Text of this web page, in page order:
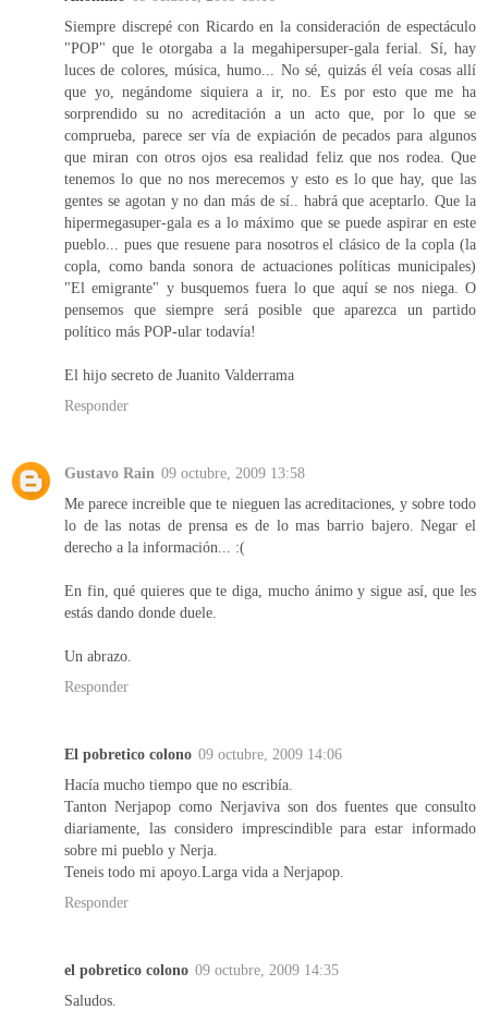
Siempre discrepé con Ricardo en la consideración de espectáculo
"POP" que le otorgaba a la megahipersuper-gala ferial. Sí, hay
luces de colores, música, humo... No sé, quizás él veía cosas allí
que yo, negándome siquiera a ir, no. Es por esto que me ha
sorprendido su no acreditación a un acto que, por lo que se
comprueba, parece ser vía de expiación de pecados para algunos
que miran con otros ojos esa realidad feliz que nos rodea. Que
tenemos lo que no nos merecemos y esto es lo que hay, que las
gentes se agotan y no dan más de sí.. habrá que aceptarlo. Que la
hipermegasuper-gala es a lo máximo que se puede aspirar en este
pueblo... pues que resuene para nosotros el clásico de la copla (la
copla, como banda sonora de actuaciones políticas municipales)
"El emigrante" y busquemos fuera lo que aquí se nos niega. O
pensemos que siempre será posible que aparezca un partido
político más POP-ular todavía!
El hijo secreto de Juanito Valderrama
Responder
Gustavo Rain 09 octubre, 2009 13:58
Me parece increible que te nieguen las acreditaciones, y sobre todo
lo de las notas de prensa es de lo mas barrio bajero. Negar el
derecho a la información... :(
En fin, qué quieres que te diga, mucho ánimo y sigue así, que les
estás dando donde duele.
Un abrazo.
Responder
El pobretico colono 09 octubre, 2009 14:06
Hacía mucho tiempo que no escribía.
Tanton Nerjapop como Nerjaviva son dos fuentes que consulto
diariamente, las considero imprescindible para estar informado
sobre mi pueblo y Nerja.
Teneis todo mi apoyo.Larga vida a Nerjapop.
Responder
el pobretico colono 09 octubre, 2009 14:35
Saludos.